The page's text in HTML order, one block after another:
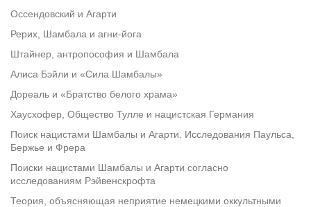
Оссендовский и Агарти
Рерих, Шамбала и агни-йога
Штайнер, антропософия и Шамбала
Алиса Бэйли и «Сила Шамбалы»
Дореаль и «Братство белого храма»
Хаусхофер, Общество Тулле и нацистская Германия
Поиск нацистами Шамбалы и Агарти. Исследования Паульса,
Бержье и Фрера
Поиски нацистами Шамбалы и Агарти согласно
исследованиям Рэйвенскрофта
Теория, объясняющая неприятие немецкими оккультными